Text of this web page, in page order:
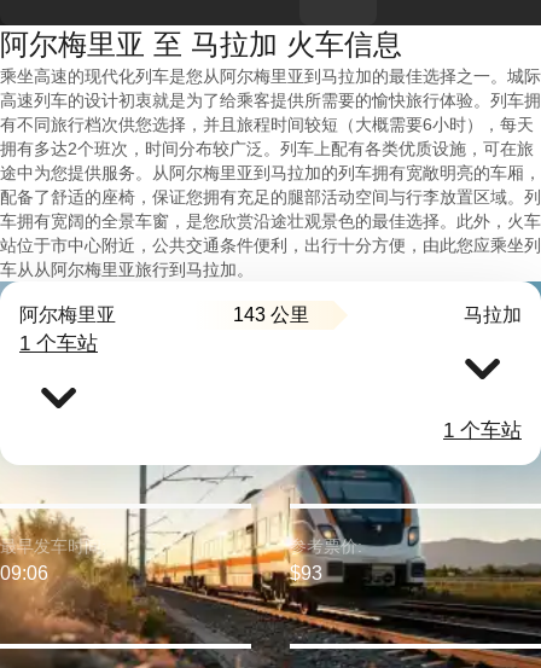
阿尔梅里亚 至 马拉加 火车信息
乘坐高速的现代化列车是您从阿尔梅里亚到马拉加的最佳选择之一。城际
高速列车的设计初衷就是为了给乘客提供所需要的愉快旅行体验。列车拥
有不同旅行档次供您选择，并且旅程时间较短（大概需要6小时），每天
拥有多达2个班次，时间分布较广泛。列车上配有各类优质设施，可在旅
途中为您提供服务。从阿尔梅里亚到马拉加的列车拥有宽敞明亮的车厢，
配备了舒适的座椅，保证您拥有充足的腿部活动空间与行李放置区域。列
车拥有宽阔的全景车窗，是您欣赏沿途壮观景色的最佳选择。此外，火车
站位于市中心附近，公共交通条件便利，出行十分方便，由此您应乘坐列
车从从阿尔梅里亚旅行到马拉加。
阿尔梅里亚 143 公里 马拉加
1 个车站
1 个车站
最早发车时间:
09:06
参考票价:
$93